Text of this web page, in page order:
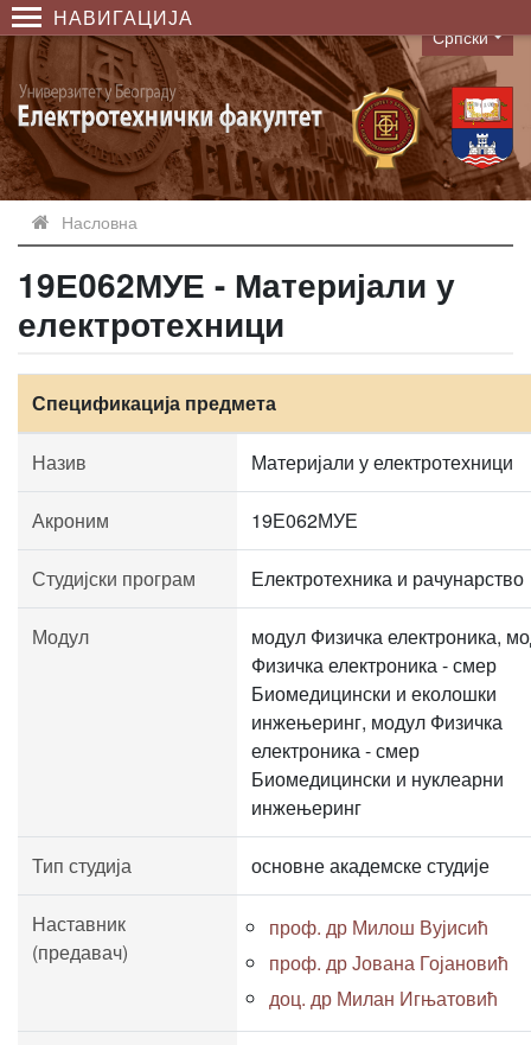
НАВИГАЦИЈА
Language
Српски
Насловна
19Е062МУЕ - Материјали у
електротехници
Спецификација предмета
Назив Материјали у електротехници
Акроним 19Е062МУЕ
Студијски програм Електротехника и рачунарство
Модул
модул Физичка електроника,
Физичка електроника - смер
Биомедицински и еколошки
инжењеринг, модул Физичка
електроника - смер
Биомедицински и нуклеарни
инжењеринг
Тип студија основне академске студије
Наставник
(предавач)
проф. др Милош Вујисић
проф. др Јована Гојановић
доц. др Милан Игњатовић